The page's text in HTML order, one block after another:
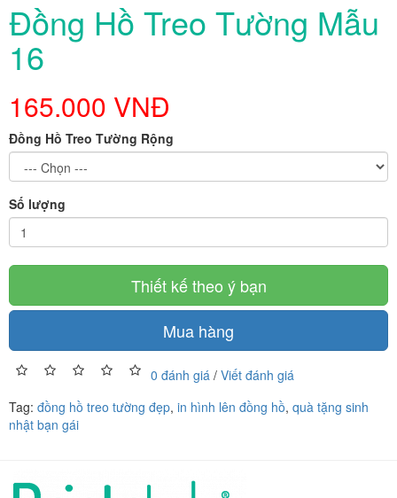
Đồng Hồ Treo Tường Mẫu
16
165.000 VNĐ
Đồng Hồ Treo Tường Rộng
Số lượng
Thiết kế theo ý bạn
Mua hàng
0 đánh giá / Viết đánh giá
Tag: đồng hồ treo tường đẹp, in hình lên đồng hồ, quà tặng sinh
nhật bạn gái